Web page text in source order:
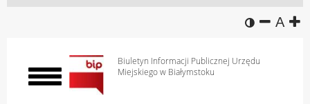
wersja
A
Biuletyn Informacji Publicznej Urzędu
Miejskiego w Białymstoku
Włącz
menu